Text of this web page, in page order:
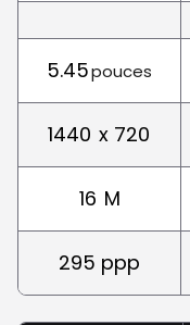
5.45pouces
1440 x 720
16 M
295 ppp